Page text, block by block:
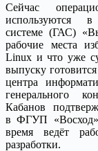
Сейчас
используются в
системе (ГАС)
рабочие места
Linux и что уже
выпуску
центра
генерального
Кабанов
в ФГУП
время ведёт
разработки.